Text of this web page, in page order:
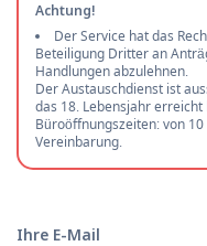
Achtung!
Der Service hat das
Beteiligung Dritter an
Handlungen abzulehnen.
Der Austauschdienst ist
das 18. Lebensjahr erreicht
Büroöffnungszeiten: von
Vereinbarung.
Ihre E-Mail